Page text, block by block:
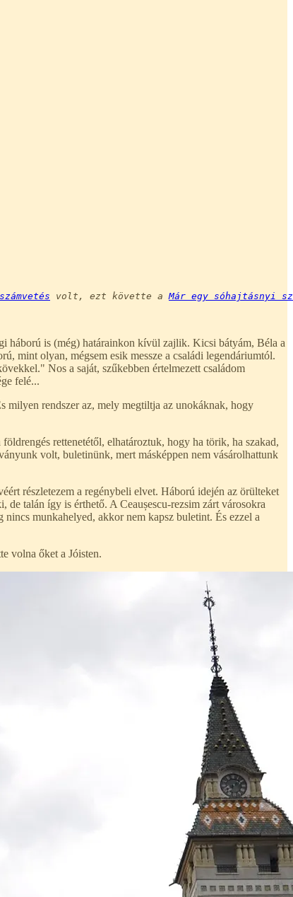
volt, ezt követte a Már egy sóhajtásnyi
háború is (még) határainkon kívül zajlik. Kicsi bátyám, Béla a
mint olyan, mégsem esik messze a családi legendáriumtól.
Nos a saját, szűkebben értelmezett családom
felé...
milyen rendszer az, mely megtiltja az unokáknak, hogy
rettenetétől, elhatároztuk, hogy ha törik, ha szakad,
volt, buletinünk, mert másképpen nem vásárolhattunk
részletezem a regénybeli elvet. Háború idején az örülteket
talán így is érthető. A Ceaușescu-rezsim zárt városokra
munkahelyed, akkor nem kapsz buletint. És ezzel a
volna őket a Jóisten.